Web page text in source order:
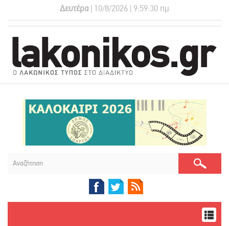
Δευτέρα | 10/8/2026 | 9:59:31 πμ